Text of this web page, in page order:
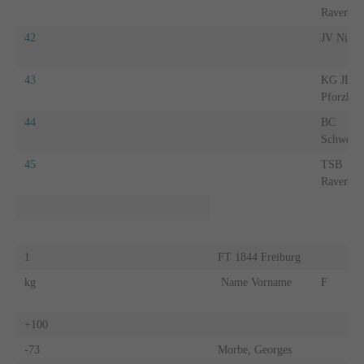
42 JV
43
KG JF
44
BC
45
TSB
FT 1844 Freiburg
kg Name Vorname F
+100
-73 Morbe, Georges